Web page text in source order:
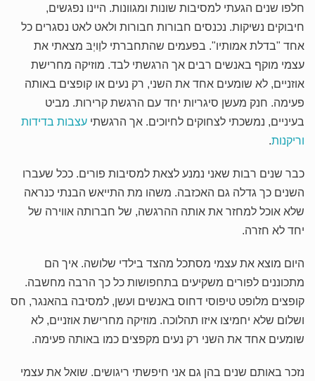
חלפו שנים הגעתי למסיבות שונות ומגוונות. היינו נפגשים,
חיבוקים נשיקות. נכנסים חבורות חבורות ולאט לאט נסגרים כל
אחד "בדלת אמותיו". בפעמים שהתחברתי לוַויְבּ מצאתי את
עצמי מוקף באנשים רבים אך הרגשתי לבד. מוזיקה מחרישת
אוזניים, לא שומעים אחד את השני, רק נעים או קופצים באותה
פעימה. חנק מעשן סיגריות יחד עם הרגשת קרירות. מביט
בעיניים, נמשכתי לצחוקים לחיוכים. אך הרגשתי עצבות בדידות
וריקנות.
כבר שנים רבות שאני נמנע לצאת למסיבות פורים. ככל שעברו
השנים כך גדלה גם האכזבה. משהו מת התייאש הבנתי כנראה
שלא אוכל למחזר את אותה ההרגשה, של חברותה אווירה של
יחד לא חזרה.
היום מוצא את עצמי מסתכל מהצד בילדי שלושה. איך הם
מתכוננים לפורים משקיעים בתחפושות כל כך הרבה מחשבה.
קופצים מלופט טיפוסי דחוס באנשים ועשן, למסיבה בהאנגר, חס
ושלום שלא יחמיצו איזו תהלוכה. מוזיקה מחרישת אוזניים, לא
שומעים אחד את השני רק נעים מקפצים כמו באותה פעימה.
נזכר באותם שנים בהן גם אני חיפשתי ריגושים. שואל את עצמי